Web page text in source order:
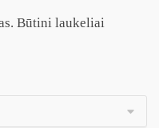
Būtini laukeliai